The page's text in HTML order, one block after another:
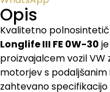
Opis
Kvalitetno
Longlife III FE 0W-30
proizvajalcem vozil VW
motorjev s
zahtevano